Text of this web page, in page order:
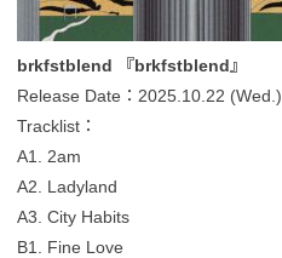
brkfstblend 『brkfstblend』
Release Date：2025.10.22 (Wed.)
Tracklist：
A1. 2am
A2. Ladyland
A3. City Habits
B1. Fine Love